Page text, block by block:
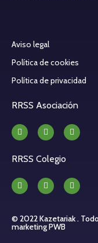
Aviso legal
Política de cookies
Política de privacidad
RRSS Asociación
RRSS Colegio
© 2022 Kazetariak .
marketing PWB